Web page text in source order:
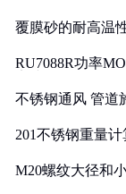
覆膜砂的耐高温
RU7088R功率
不锈钢通风 管道
201不锈钢重量
M20螺纹大径和